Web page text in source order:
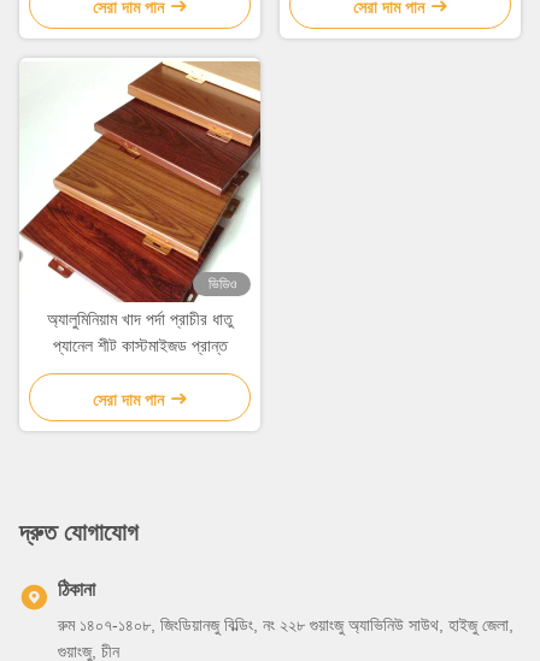
সেরা দাম পান
সেরা দাম পান
ভিডিও
অ্যালুমিনিয়াম খাদ পর্দা প্রাচীর ধাতু
প্যানেল শীট কাস্টমাইজড প্রান্ত
সেরা দাম পান
দ্রুত যোগাযোগ
ঠিকানা
রুম ১৪০৭-১৪০৮, জিংডিয়ানজু বিল্ডিং, নং ২২৮ গুয়াংজু অ্যাভিনিউ সাউথ, হাইজু জেলা,
গুয়াংজু, চীন